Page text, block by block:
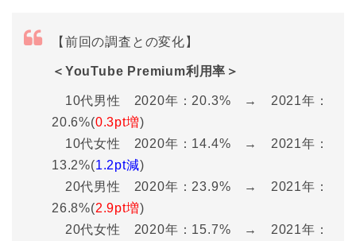
【前回の調査との変化】
＜YouTube Premium利用率＞
10代男性 2020年：20.3% → 2021年：
20.6%(0.3pt増)
10代女性 2020年：14.4% → 2021年：
13.2%(1.2pt減)
20代男性 2020年：23.9% → 2021年：
26.8%(2.9pt増)
20代女性 2020年：15.7% → 2021年：